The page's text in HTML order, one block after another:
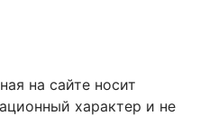
на сайте носит
характер и не